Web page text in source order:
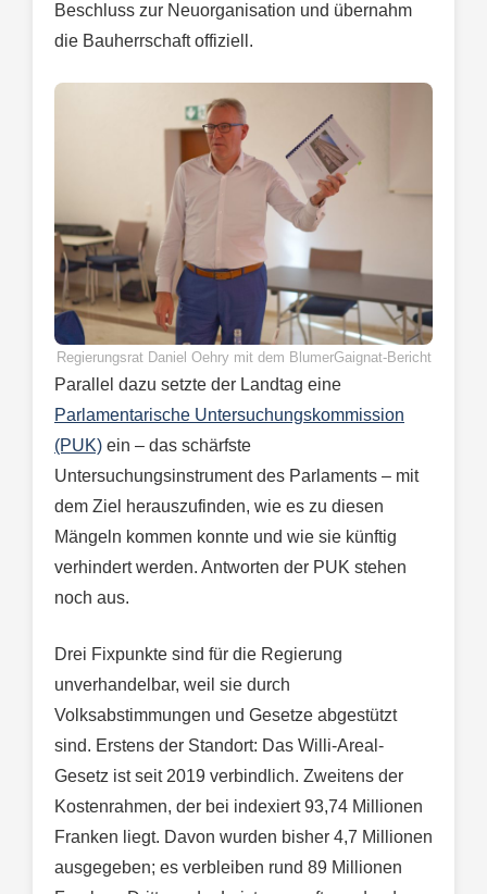
Beschluss zur Neuorganisation und übernahm
die Bauherrschaft offiziell.
Regierungsrat Daniel Oehry mit dem BlumerGaignat-Bericht
Parallel dazu setzte der Landtag eine
Parlamentarische Untersuchungskommission
(PUK) ein – das schärfste
Untersuchungsinstrument des Parlaments – mit
dem Ziel herauszufinden, wie es zu diesen
Mängeln kommen konnte und wie sie künftig
verhindert werden. Antworten der PUK stehen
noch aus.
Drei Fixpunkte sind für die Regierung
unverhandelbar, weil sie durch
Volksabstimmungen und Gesetze abgestützt
sind. Erstens der Standort: Das Willi-Areal-
Gesetz ist seit 2019 verbindlich. Zweitens der
Kostenrahmen, der bei indexiert 93,74 Millionen
Franken liegt. Davon wurden bisher 4,7 Millionen
ausgegeben; es verbleiben rund 89 Millionen